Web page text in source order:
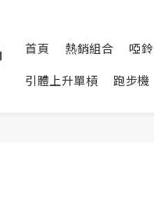
首頁 熱銷組合 啞鈴
引體上升單槓 跑步機